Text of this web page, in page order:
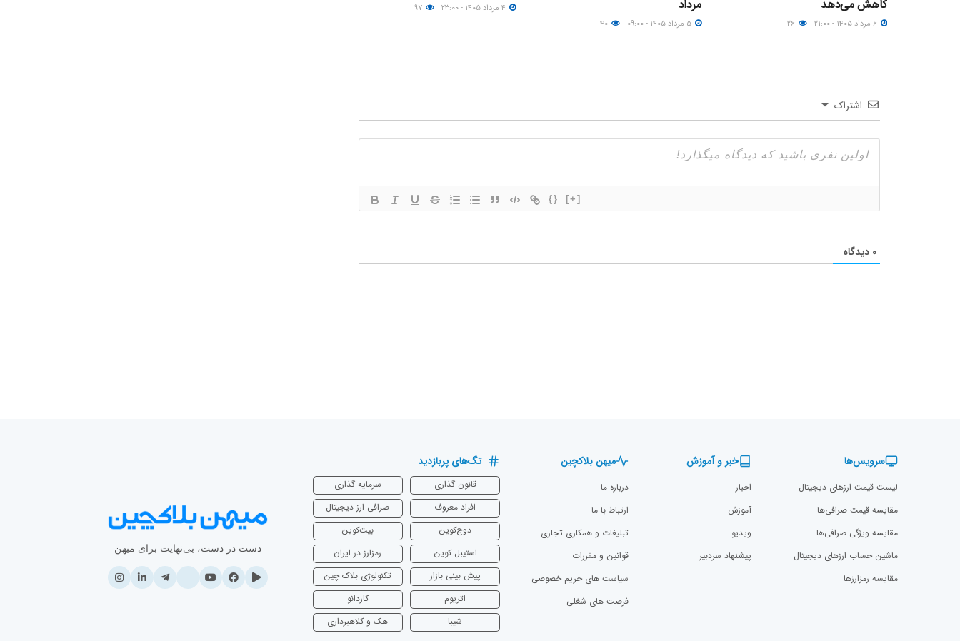
کاهش می‌دهد
مرداد
اشتراک
{} [+]
۰ دیدگاه
سرویس‌ها
لیست قیمت ارزهای دیجیتال
مقایسه قیمت صرافی‌ها
مقایسه ویژگی صرافی‌ها
ماشین حساب ارزهای دیجیتال
مقایسه رمزارز‌ها
خبر و آموزش
اخبار
آموزش
ویدیو
پیشنهاد سردبیر
میهن بلاکچین
درباره ما
ارتباط با ما
تبلیغات و همکاری تجاری
قوانین و مقررات
سیاست های حریم خصوصی
فرصت های شغلی
تگ‌های پربازدید
قانون گذاری
سرمایه‌ گذاری
افراد معروف
صرافی ارز دیجیتال
دوج‌کوین
بیت‌کوین
استیبل کوین
رمزارز در ایران
پیش بینی بازار
تکنولوژی بلاک چین
اتریوم
‌کاردانو
شیبا
هک و کلاهبرداری
دست در دست، بی‌نهایت برای میهن